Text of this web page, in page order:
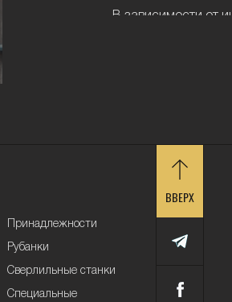
В зависимости от
бензиновые
дизельные (для
топливо).
типов
Преимущества
Принадлежности
Рубанки
Сверлильные станки
Специальные
ВВЕРХ